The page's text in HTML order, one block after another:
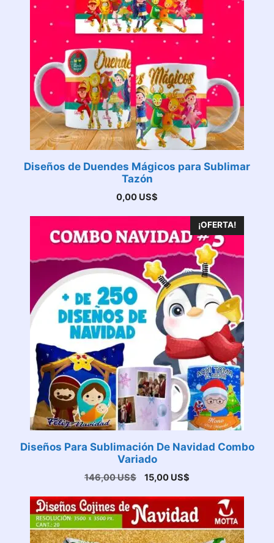
Diseños de Duendes Mágicos para Sublimar
Tazón
0,00 US$
¡OFERTA!
Diseños Para Sublimación De Navidad Combo
Variado
146,00US$
El
original
era:
146,00 US$.
15,00 US$
actual
es:
15,00 US$.